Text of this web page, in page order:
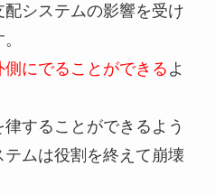
システムの影響を受け
にでることができる よ
することができるよう
ムは役割を終えて崩壊